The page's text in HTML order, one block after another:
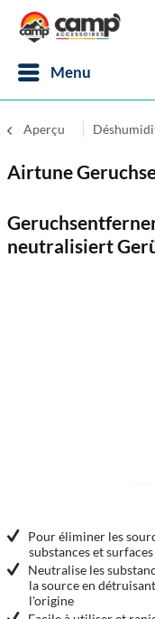
Menu
Aperçu
Airtune
neutralisiert
Pour éliminer les
substances et
Neutralise les
la source en
l'origine